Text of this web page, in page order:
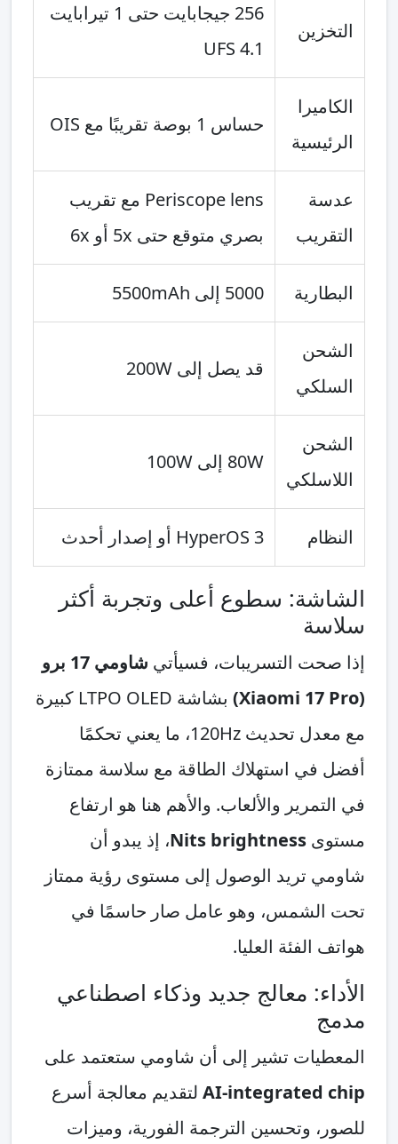
التخزين
256 جيجابايت حتى 1 تيرابايت
UFS 4.1
الكاميرا
الرئيسية
حساس 1 بوصة تقريبًا مع OIS
عدسة
التقريب
Periscope lens مع تقريب
بصري متوقع حتى 5x أو 6x
البطارية 5000 إلى 5500mAh
الشحن
السلكي
قد يصل إلى 200W
الشحن
اللاسلكي
80W إلى 100W
النظام HyperOS 3 أو إصدار أحدث
الشاشة: سطوع أعلى وتجربة أكثر
سلاسة
إذا صحت التسريبات، فسيأتي
شاومي 17 برو
(Xiaomi 17 Pro)
بشاشة LTPO OLED كبيرة
مع معدل تحديث 120Hz، ما يعني تحكمًا
أفضل في استهلاك الطاقة مع سلاسة ممتازة
في التمرير والألعاب. والأهم هنا هو ارتفاع
مستوى Nits brightness، إذ يبدو أن
شاومي تريد الوصول إلى مستوى رؤية ممتاز
تحت الشمس، وهو عامل صار حاسمًا في
هواتف الفئة العليا.
الأداء: معالج جديد وذكاء اصطناعي
مدمج
المعطيات تشير إلى أن شاومي ستعتمد على
AI-integrated chip لتقديم معالجة أسرع
للصور، وتحسين الترجمة الفورية، وميزات